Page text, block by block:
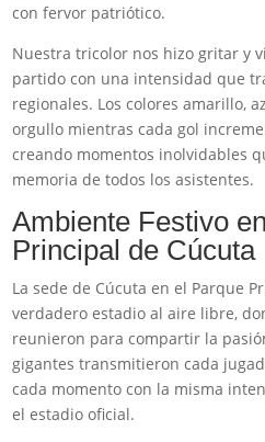
con fervor patriótico.
Nuestra tricolor nos hizo gritar y
partido con una intensidad que
regionales. Los colores amarillo,
orgullo mientras cada gol
creando momentos inolvidables
memoria de todos los asistentes.
Ambiente Festivo
Principal de Cúcuta
La sede de Cúcuta en el Parque
verdadero estadio al aire libre,
reunieron para compartir la
gigantes transmitieron cada
cada momento con la misma
el estadio oficial.